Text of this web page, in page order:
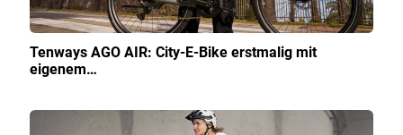
Tenways AGO AIR: City-E-Bike erstmalig mit
eigenem…